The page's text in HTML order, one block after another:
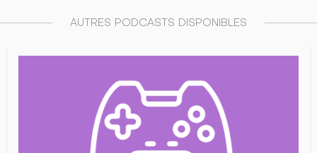
AUTRES PODCASTS DISPONIBLES